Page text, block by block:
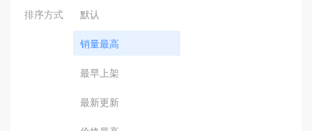
汇付
钉钉接口
排序方式 默认
销量最高
最早上架
最新更新